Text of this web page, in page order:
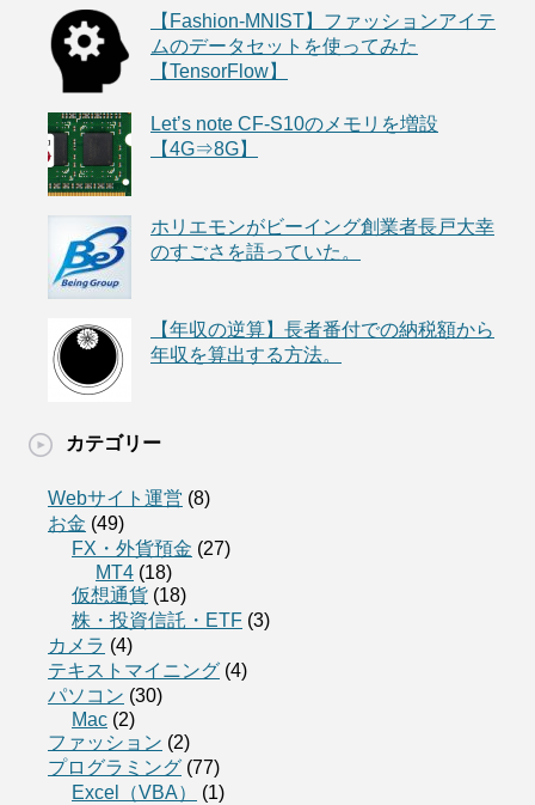
【Fashion-MNIST】ファッションアイテ
ムのデータセットを使ってみた
【TensorFlow】
Let’s note CF-S10のメモリを増設
【4G⇒8G】
ホリエモンがビーイング創業者長戸大幸
のすごさを語っていた。
【年収の逆算】長者番付での納税額から
年収を算出する方法。
カテゴリー
Webサイト運営 (8)
お金 (49)
FX・外貨預金 (27)
MT4 (18)
仮想通貨 (18)
株・投資信託・ETF (3)
カメラ (4)
テキストマイニング (4)
パソコン (30)
Mac (2)
ファッション (2)
プログラミング (77)
Excel（VBA）
(1)